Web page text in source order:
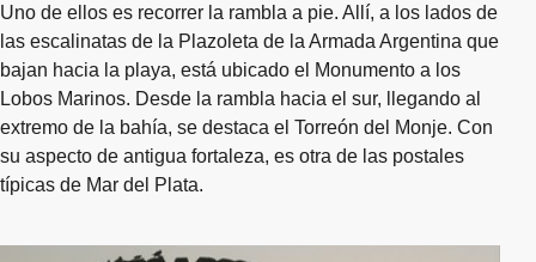
Uno de ellos es recorrer la rambla a pie. Allí, a los lados de
las escalinatas de la Plazoleta de la Armada Argentina que
bajan hacia la playa, está ubicado el Monumento a los
Lobos Marinos. Desde la rambla hacia el sur, llegando al
extremo de la bahía, se destaca el Torreón del Monje. Con
su aspecto de antigua fortaleza, es otra de las postales
típicas de Mar del Plata.